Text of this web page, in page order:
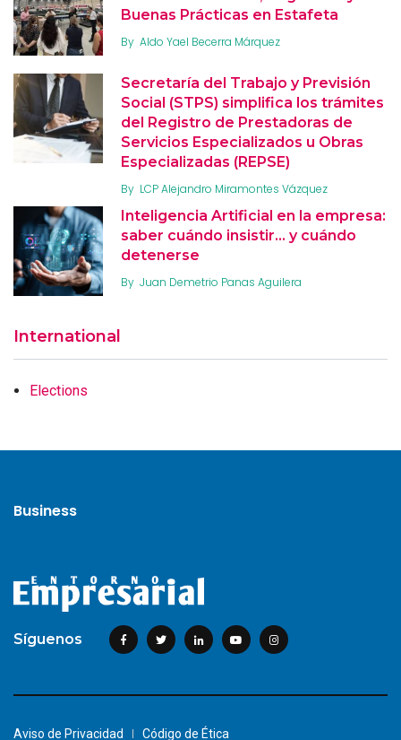
Buenas Prácticas en Estafeta
By Aldo Yael Becerra Márquez
Secretaría del Trabajo y Previsión
Social (STPS) simplifica los trámites
del Registro de Prestadoras de
Servicios Especializados u Obras
Especializadas (REPSE)
By LCP Alejandro Miramontes Vázquez
Inteligencia Artificial en la empresa:
saber cuándo insistir… y cuándo
detenerse
By Juan Demetrio Panas Aguilera
International
Elections
Business
Síguenos
Aviso de Privacidad Código de Ética